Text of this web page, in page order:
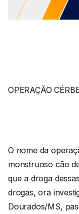
OPERAÇÃO
O nome da
monstruoso cão
que a droga
drogas, ora
Dourados/MS,